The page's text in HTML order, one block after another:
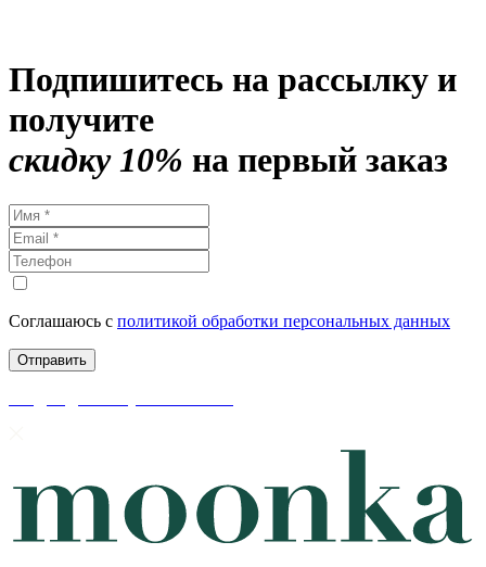
Подпишитесь на рассылку и
получите
скидку 10% на первый заказ
Соглашаюсь с политикой обработки персональных данных